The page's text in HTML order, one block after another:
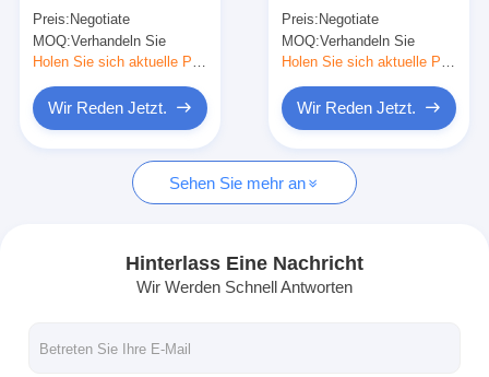
Kontakt mit uns
Neuigkeiten
Luftfilter-Produktionsmaschine
Taschen-Filter, der Maschine herstellt
Haus PTFE 60%
einfach sich zu klären
Preis: Negotiate
MOQ:Verhandeln Sie
Holen Sie sich aktuelle Preis
Wir Reden Jetzt.
Wasserbeständigkeit
Preis: Negotiate
MOQ:Verhandeln Sie
Holen Sie sich aktuelle Preis
Wir Reden Jetzt.
Sehen Sie mehr an
Hinterlass Eine Nachricht
Wir Werden Schnell Antworten